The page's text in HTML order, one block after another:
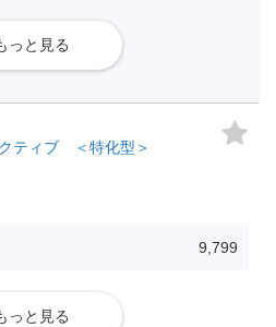
っと見る
ティブ ＜特化型＞
9,799
っと見る